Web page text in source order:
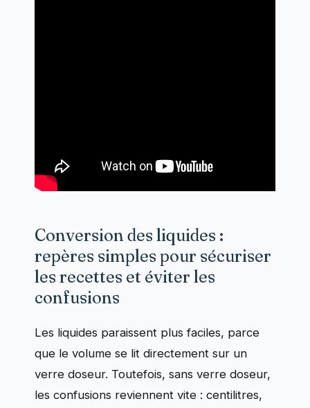
Conversion des liquides :
repères simples pour sécuriser
les recettes et éviter les
confusions
Les liquides paraissent plus faciles, parce
que le volume se lit directement sur un
verre doseur. Toutefois, sans verre doseur,
les confusions reviennent vite : centilitres,